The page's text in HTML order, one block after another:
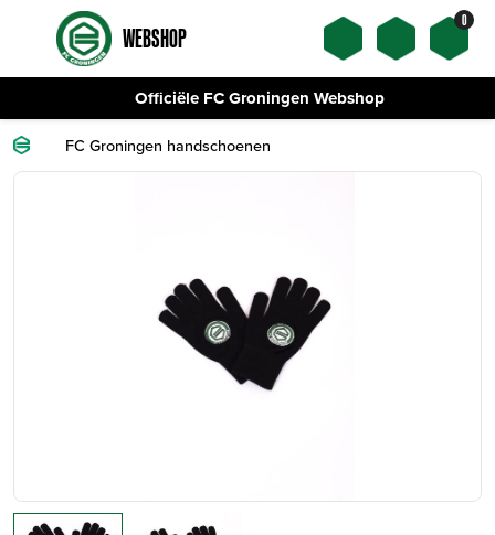
WEBSHOP
0
Officiële FC Groningen Webshop
FC Groningen handschoenen